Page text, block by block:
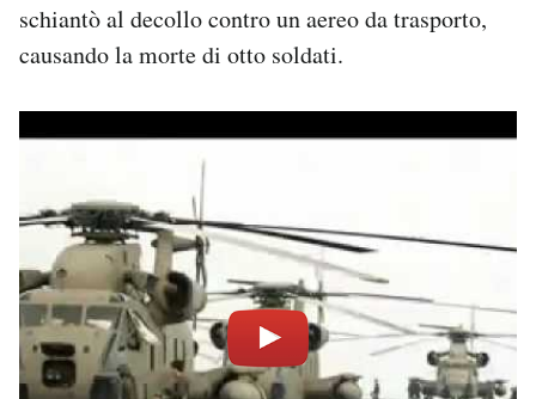
schiantò al decollo contro un aereo da trasporto,
causando la morte di otto soldati.